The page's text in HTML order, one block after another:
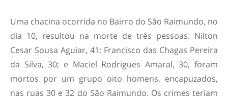
Uma chacina ocorrida no Bairro do São Raimundo, no
dia 10, resultou na morte de três pessoas. Nilton
Cesar Sousa Aguiar, 41; Francisco das Chagas Pereira
da Silva, 30; e Maciel Rodrigues Amaral, 30, foram
mortos por um grupo oito homens, encapuzados,
nas ruas 30 e 32 do São Raimundo. Os crimes teriam